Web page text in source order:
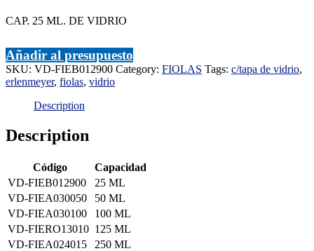
CAP. 25 ML. DE VIDRIO
Añadir al presupuesto
SKU: VD-FIEB012900 Category: FIOLAS Tags: c/tapa de vidrio,
erlenmeyer, fiolas, vidrio
Description
Description
Código
Capacidad
VD-FIEB012900
25 ML
VD-FIEA030050
50 ML
VD-FIEA030100
100 ML
VD-FIERO13010 125 ML
VD-FIEA024015
250 ML